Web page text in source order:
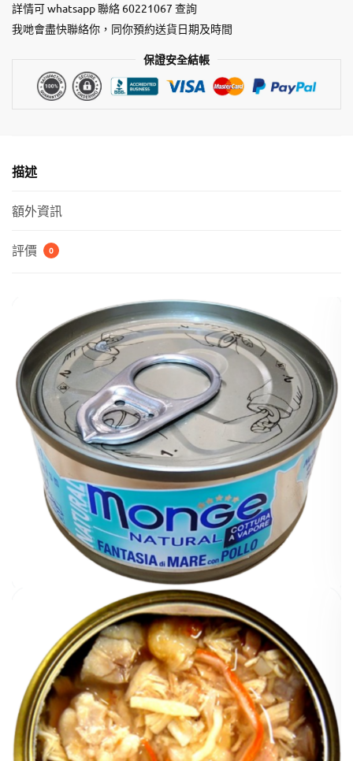
洋
系
（湖
藍
數
詳情可 whatsapp 聯絡 60221067 查詢
我哋會盡快聯絡你，同你預約送貨日期及時間
保證安全結帳
描述
額外資訊
評價 0